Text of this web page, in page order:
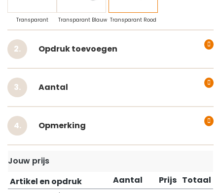
Transparant Transparant Blauw Transparant Rood
Opdruk toevoegen
Aantal
Opmerking
Jouw prijs
Artikel en opdruk
Aantal Prijs Totaal